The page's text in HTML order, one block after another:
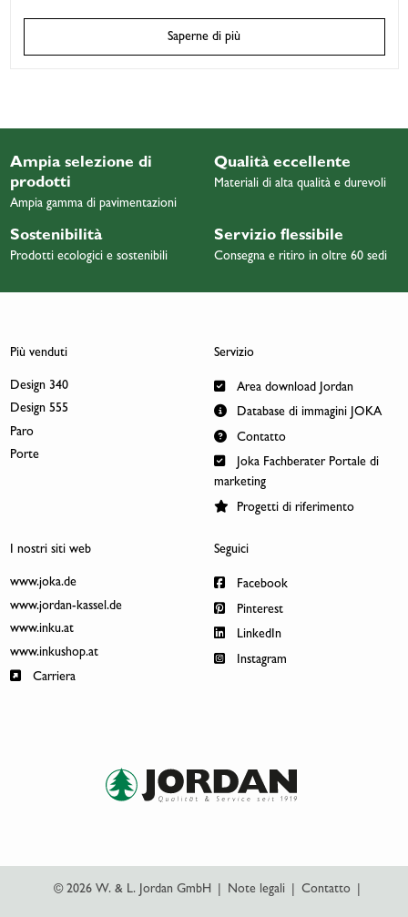
Saperne di più
Ampia selezione di
prodotti
Ampia gamma di pavimentazioni
Qualità eccellente
Materiali di alta qualità e durevoli
Sostenibilità
Prodotti ecologici e sostenibili
Servizio flessibile
Consegna e ritiro in oltre 60 sedi
Più venduti
Design 340
Design 555
Paro
Porte
Servizio
Area download Jordan
Database di immagini JOKA
Contatto
Joka Fachberater Portale di
marketing
Progetti di riferimento
I nostri siti web
www.joka.de
www.jordan-kassel.de
www.inku.at
www.inkushop.at
Carriera
Seguici
Facebook
Pinterest
LinkedIn
Instagram
© 2026 W. & L. Jordan GmbH Note legali Contatto